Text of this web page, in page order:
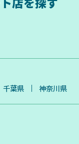
千葉県 神奈川県